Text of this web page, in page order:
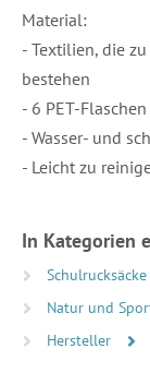
Material:
- Textilien, die
bestehen
- 6 PET-
- Wasser- und
- Leicht zu
In Kategorien
Natur und
Hersteller